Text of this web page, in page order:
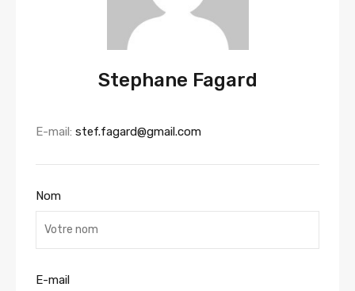
Stephane Fagard
E-mail: stef.fagard@gmail.com
Nom
E-mail